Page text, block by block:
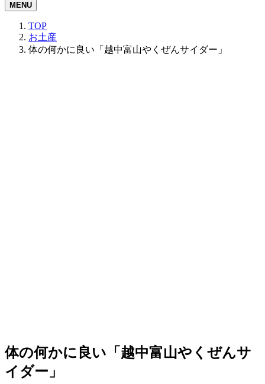
MENU
TOP
お土産
体の何かに良い「越中富山やくぜんサイダー」
体の何かに良い「越中富山やくぜんサ
イダー」